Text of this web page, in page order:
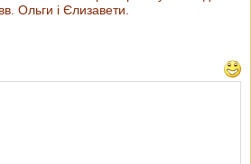
Ольги і Єлизавети.